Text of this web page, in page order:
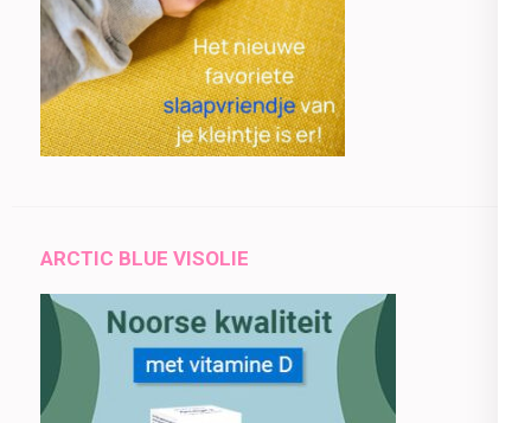
ARCTIC BLUE VISOLIE